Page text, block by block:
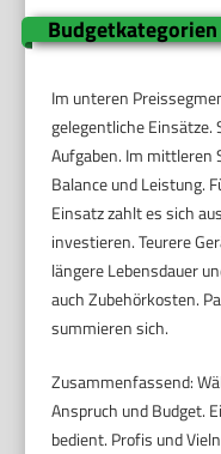
Budgetkategorien
Im unteren
gelegentliche Einsätze.
Aufgaben. Im mittleren
Balance und Leistung.
Einsatz zahlt es sich
investieren. Teurere
längere Lebensdauer
auch Zubehörkosten.
summieren sich.
Zusammenfassend:
Anspruch und Budget.
bedient. Profis und